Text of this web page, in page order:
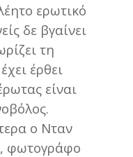
ερωτικό
δε βγαίνει
τη
έρθει
είναι
ο Νταν
φωτογράφο